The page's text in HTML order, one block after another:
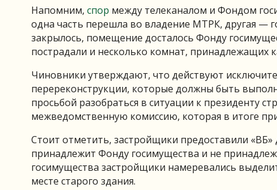
Напомним, спор между телеканалом и Фондом
одна часть перешла во владение МТРК, другая —
закрылось, помещение досталось Фонду
пострадали и несколько комнат, принадлежащих
Чиновники утверждают, что действуют
перереконструкции, которые должны быть
просьбой разобраться в ситуации к президенту
межведомственную комиссию, которая в итоге
Стоит отметить, застройщики предоставили
принадлежит Фонду госимущества и не
госимущества застройщики намеревались
месте старого здания.